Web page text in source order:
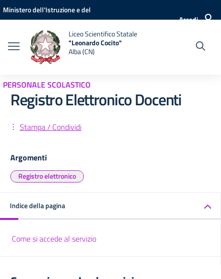
Vai ai contenuti
Vai al menu di navigazione
Vai al footer
Ministero dell'Istruzione e del
Accedi
Liceo Scientifico Statale
"Leonardo Cocito"
Alba (CN)
PERSONALE SCOLASTICO
Registro Elettronico Docenti
Stampa / Condividi
Argomenti
Registro elettronico
Indice della pagina
Come si accede al servizio